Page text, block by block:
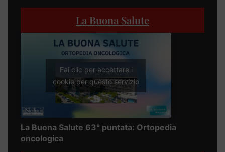
La Buona Salute
Fai clic per accettare i
cookie per questo servizio
La Buona Salute 63° puntata: Ortopedia
oncologica